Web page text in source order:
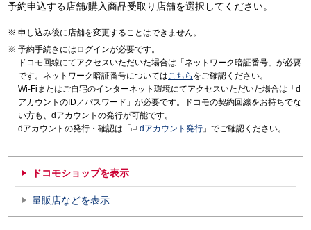
予約申込する店舗/購入商品受取り店舗を選択してください。
申し込み後に店舗を変更することはできません。
予約手続きにはログインが必要です。
ドコモ回線にてアクセスいただいた場合は「ネットワーク暗証番号」が必要
です。ネットワーク暗証番号についてはこちら をご確認ください。
Wi-Fiまたはご自宅のインターネット環境にてアクセスいただいた場合は「d
アカウントのID／パスワード」が必要です。ドコモの契約回線をお持ちでな
い方も、dアカウントの発行が可能です。
dアカウントの発行・確認は「
dアカウント発行 」でご確認ください。
ドコモショップを表示
量販店などを表示